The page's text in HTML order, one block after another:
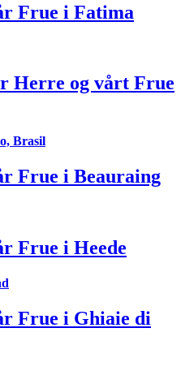
Frue i Fatima
Herre og vårt Frue
Brasil
Frue i Beauraing
Frue i Heede
Frue i Ghiaie di